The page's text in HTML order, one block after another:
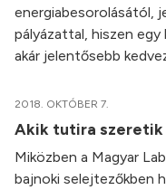
energiabesorolásától,
pályázattal, hiszen
akár jelentősebb
2018. OKTÓBER 7.
Akik tutira
Miközben a Magyar
bajnoki selejtezőkben